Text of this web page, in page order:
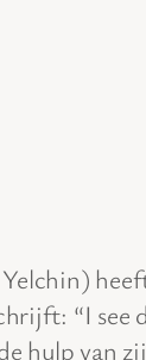
“I see
hulp van